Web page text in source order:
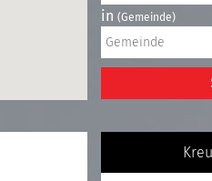
in (Gemeinde)